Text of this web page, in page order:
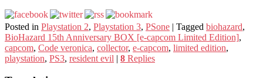
Posted in Playstation 2, Playstation 3, PSone | Tagged biohazard,
BioHazard 15th Anniversary BOX [e-capcom Limited Edition],
capcom, Code veronica, collector, e-capcom, limited edition,
playstation, PS3, resident evil | 8 Replies